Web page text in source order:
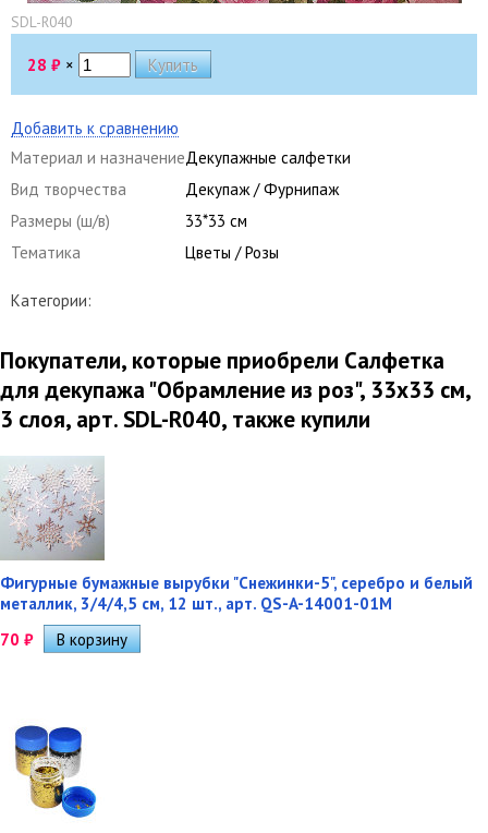
SDL-R040
28 ₽ ×
Добавить к сравнению
Материал и назначениеДекупажные салфетки
Вид творчества
Декупаж / Фурнипаж
Размеры (ш/в)
33*33 см
Тематика
Цветы / Розы
Категории:
Покупатели, которые приобрели Салфетка
для декупажа "Обрамление из роз", 33х33 см,
3 слоя, арт. SDL-R040, также купили
Фигурные бумажные вырубки "Снежинки-5", серебро и белый
металлик, 3/4/4,5 см, 12 шт., арт. QS-A-14001-01M
70 ₽